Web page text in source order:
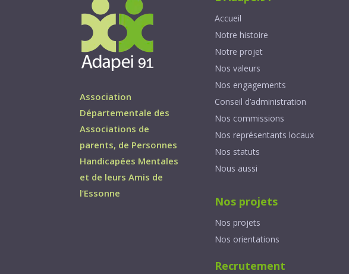
Association
Départementale des
Associations de
parents, de Personnes
Handicapées Mentales
et de leurs Amis de
l’Essonne
Accueil
Notre histoire
Notre projet
Nos valeurs
Nos engagements
Conseil d’administration
Nos commissions
Nos représentants locaux
Nos statuts
Nous aussi
Nos projets
Nos projets
Nos orientations
Recrutement